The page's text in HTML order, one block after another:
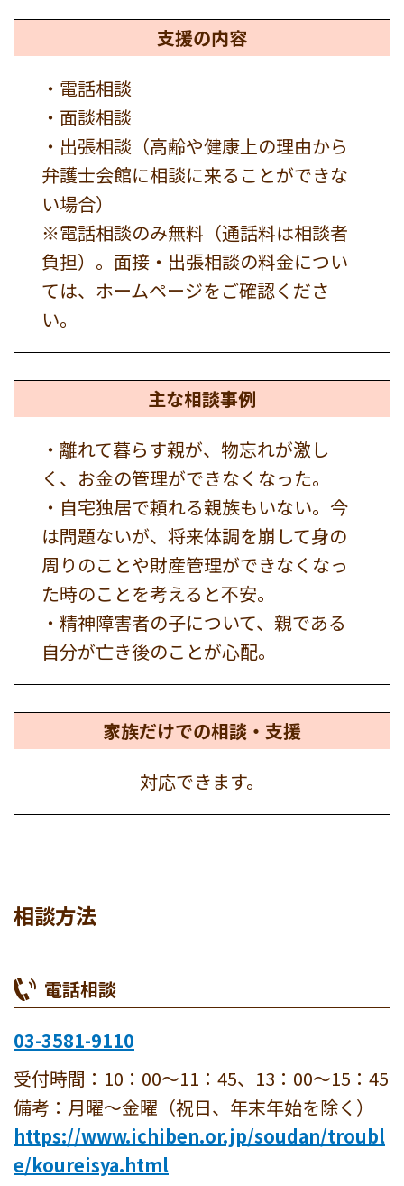
支援の内容
・電話相談
・面談相談
・出張相談（高齢や健康上の理由から
弁護士会館に相談に来ることができな
い場合）
※電話相談のみ無料（通話料は相談者
負担）。面接・出張相談の料金につい
ては、ホームページをご確認くださ
い。
主な相談事例
・離れて暮らす親が、物忘れが激し
く、お金の管理ができなくなった。
・自宅独居で頼れる親族もいない。今
は問題ないが、将来体調を崩して身の
周りのことや財産管理ができなくなっ
た時のことを考えると不安。
・精神障害者の子について、親である
自分が亡き後のことが心配。
家族だけでの相談・支援
対応できます。
相談方法
電話相談
03-3581-9110
受付時間：10：00～11：45、13：00～15：45
備考：月曜～金曜（祝日、年末年始を除く）
https://www.ichiben.or.jp/soudan/troubl
e/koureisya.html